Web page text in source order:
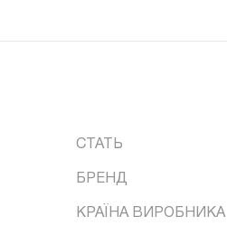
СТАТЬ
БРЕНД
КРАЇНА ВИРОБНИКА